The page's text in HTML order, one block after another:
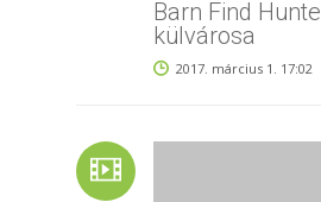
Barn Find
külvárosa
2017. március 1. 17:02